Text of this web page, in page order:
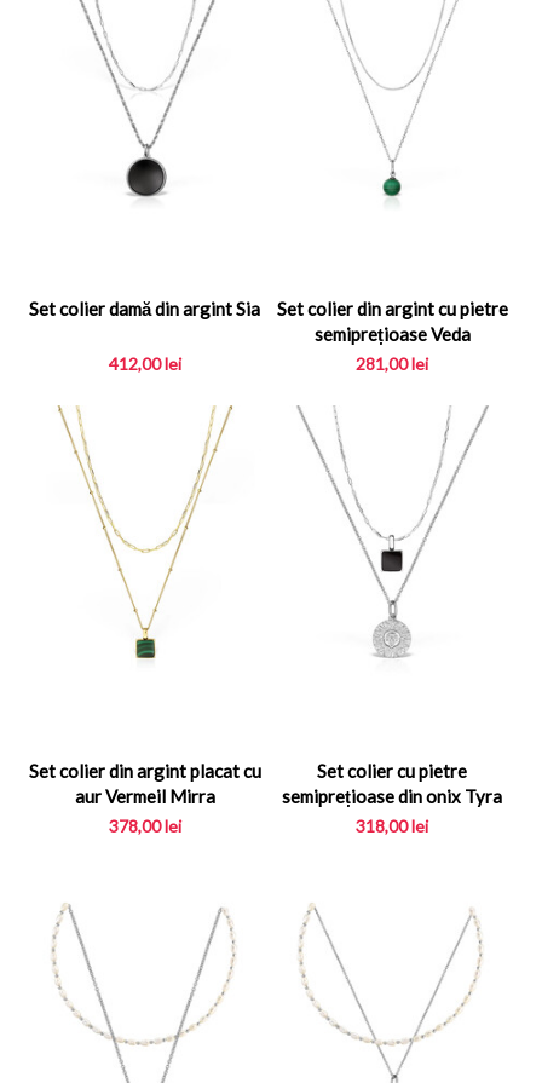
Set colier damă din argint Sia
412,00lei
Set colier din argint cu pietre
semiprețioase Veda
281,00lei
Set colier din argint placat cu
aur Vermeil Mirra
378,00lei
Set colier cu pietre
semiprețioase din onix Tyra
318,00lei